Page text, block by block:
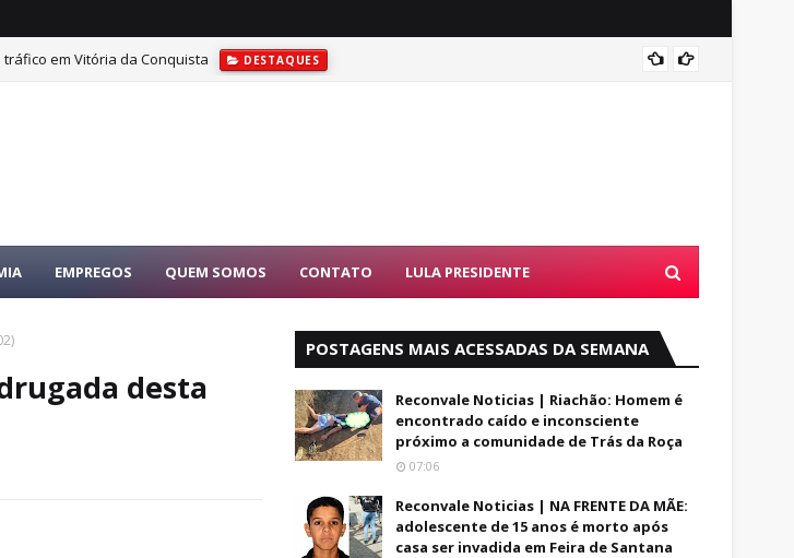
em Vitória da Conquista DESTAQUES
EMPREGOS QUEM SOMOS CONTATO LULA PRESIDENTE
desta
POSTAGENS MAIS ACESSADAS DA SEMANA
Reconvale Noticias | Riachão: Homem é
encontrado caído e inconsciente
próximo a comunidade de Trás da Roça
07:06
Reconvale Noticias | NA FRENTE DA MÃE:
adolescente de 15 anos é morto após
casa ser invadida em Feira de Santana